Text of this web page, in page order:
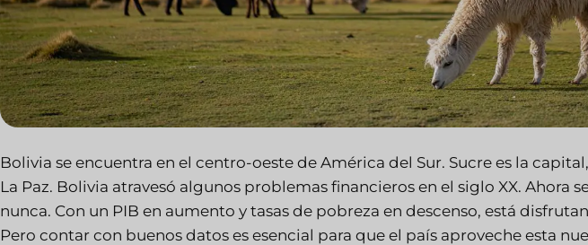
Bolivia se encuentra en el centro-oeste de América del Sur. Sucre es la
La Paz. Bolivia atravesó algunos problemas financieros en el siglo XX. Ahora
nunca. Con un PIB en aumento y tasas de pobreza en descenso, está
Pero contar con buenos datos es esencial para que el país aproveche esta